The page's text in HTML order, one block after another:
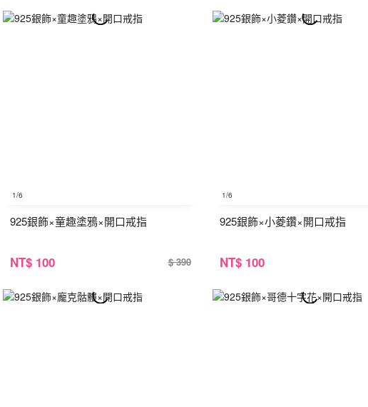
1/6
925銀飾×童趣塗鴉×開口戒指
NT$ 100 $ 390
1/6
925銀飾×小菱鑽×開口戒指
NT$ 100